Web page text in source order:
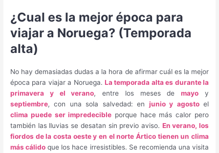
¿Cual es la mejor época para
viajar a Noruega? (Temporada
alta)
No hay demasiadas dudas a la hora de afirmar cuál es la mejor
época para viajar a Noruega. La temporada alta es durante la
primavera y el verano, entre los meses demayo y
septiembre, con una sola salvedad: en junio y agostoel
clima puede ser impredecible porque hace más calor pero
también las lluvias se desatan sin previo aviso. En verano, los
fiordos de la costa oeste y en el norte Ártico tienen un clima
más cálido que los hace irresistibles. Se recomienda una visita